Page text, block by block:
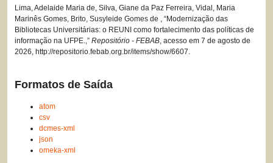
Lima, Adelaide Maria de, Silva, Giane da Paz Ferreira, Vidal, Maria
Marinês Gomes, Brito, Susyleide Gomes de , “Modernização das
Bibliotecas Universitárias: o REUNI como fortalecimento das políticas de
informação na UFPE.,” Repositório - FEBAB, acesso em 7 de agosto de
2026, http://repositorio.febab.org.br/items/show/6607.
Formatos de Saída
atom
csv
dcmes-xml
json
omeka-xml